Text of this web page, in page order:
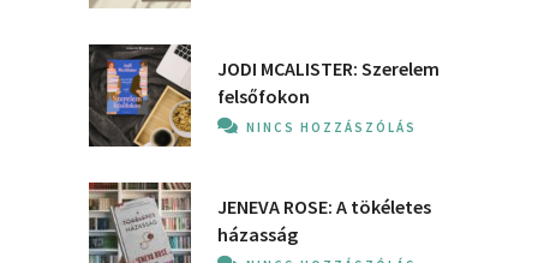
JODI MCALISTER: Szerelem
felsőfokon
NINCS HOZZÁSZÓLÁS
JENEVA ROSE: A ​tökéletes
házasság